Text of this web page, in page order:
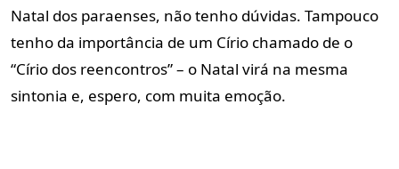
Natal dos paraenses, não tenho dúvidas. Tampouco
tenho da importância de um Círio chamado de o
“Círio dos reencontros” – o Natal virá na mesma
sintonia e, espero, com muita emoção.